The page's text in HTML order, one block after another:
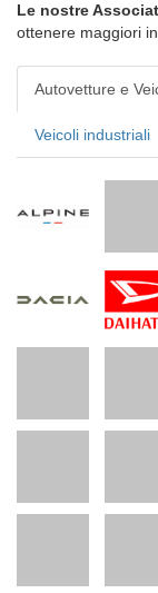
Le nostre
ottenere maggiori
Autovetture e
Veicoli industriali